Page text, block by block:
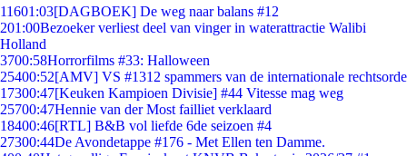
11601:03[DAGBOEK] De weg naar balans #12
201:00Bezoeker verliest deel van vinger in waterattractie Walibi
Holland
3700:58Horrorfilms #33: Halloween
25400:52[AMV] VS #1312 spammers van de internationale rechtsorde
17300:47[Keuken Kampioen Divisie] #44 Vitesse mag weg
25700:47Hennie van der Most failliet verklaard
18400:46[RTL] B&B vol liefde 6de seizoen #4
27300:44De Avondetappe #176 - Met Ellen ten Damme.